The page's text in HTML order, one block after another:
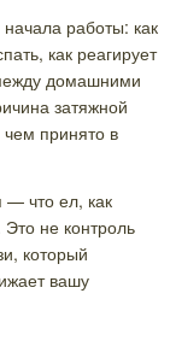
работы: как
как реагирует
домашними
затяжной
принято в
— что ел, как
не контроль
который
вашу